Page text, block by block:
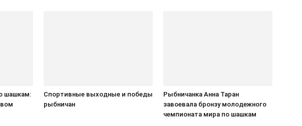
шашкам:
Спортивные выходные и победы
рыбничан
Рыбничанка Анна Таран
завоевала бронзу молодежного
чемпионата мира по шашкам